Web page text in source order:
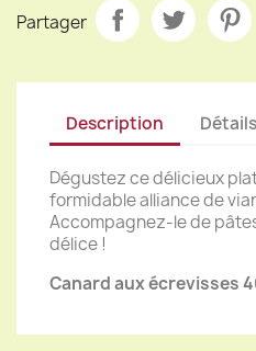
Partager
Description
Dégustez ce délicieux
formidable alliance de
Accompagnez-le de
délice !
Canard aux écrevisses